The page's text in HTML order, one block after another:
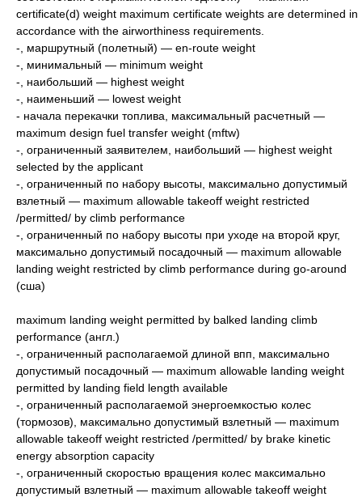
certificate(d) weight maximum certificate weights are determined in
accordance with the airworthiness requirements.
-, маршрутный (полетный) — en-route weight
-, минимальный — minimum weight
-, наибольший — highest weight
-, наименьший — lowest weight
- начала перекачки топлива, максимальный расчетный —
maximum design fuel transfer weight (mftw)
-, ограниченный заявителем, наибольший — highest weight
selected by the applicant
-, ограниченный по набору высоты, максимально допустимый
взлетный — maximum allowable takeoff weight restricted
/permitted/ by climb performance
-, ограниченный по набору высоты при уходе на второй круг,
максимально допустимый посадочный — maximum allowable
landing weight restricted by climb performance during go-around
(сша)
maximum landing weight permitted by balked landing climb
performance (англ.)
-, ограниченный располагаемой длиной впп, максимально
допустимый посадочный — maximum allowable landing weight
permitted by landing field length available
-, ограниченный располагаемой энергоемкостью колес
(тормозов), максимально допустимый взлетный — maximum
allowable takeoff weight restricted /permitted/ by brake kinetic
energy absorption capacity
-, ограниченный скоростью вращения колес максимально
допустимый взлетный — maximum allowable takeoff weight